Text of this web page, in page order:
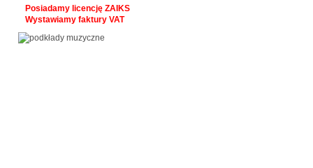
Posiadamy licencję ZAIKS
Wystawiamy faktury VAT